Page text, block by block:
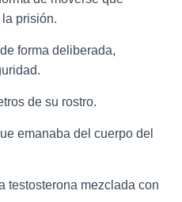
prisión.
forma deliberada,
de su rostro.
emanaba del cuerpo del
testosterona mezclada con